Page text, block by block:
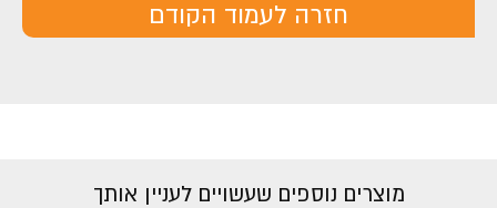
חזרה לעמוד הקודם
מוצרים נוספים שעשויים לעניין אותך